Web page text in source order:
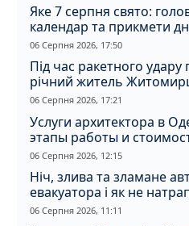
Яке 7 серпня свято:
календар та прикмети
06 Серпня 2026, 17:50
Під час ракетного удару
річний житель
06 Серпня 2026, 17:21
Услуги архитектора в
этапы работы и
06 Серпня 2026, 12:15
Ніч, злива та зламане
евакуатора і як не
06 Серпня 2026, 11:11